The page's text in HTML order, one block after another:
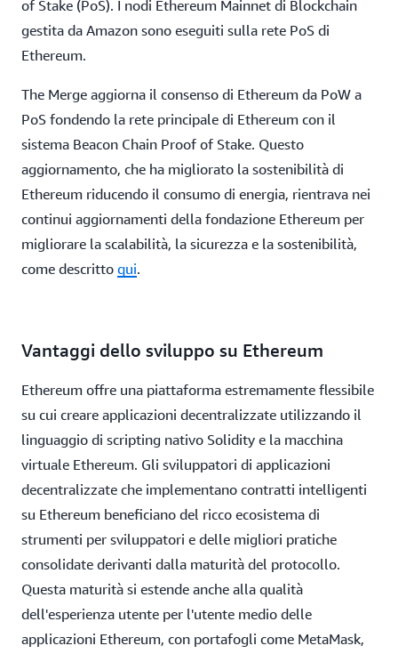
of Stake (PoS). I nodi Ethereum Mainnet di Blockchain
gestita da Amazon sono eseguiti sulla rete PoS di
Ethereum.
The Merge aggiorna il consenso di Ethereum da PoW a
PoS fondendo la rete principale di Ethereum con il
sistema Beacon Chain Proof of Stake. Questo
aggiornamento, che ha migliorato la sostenibilità di
Ethereum riducendo il consumo di energia, rientrava nei
continui aggiornamenti della fondazione Ethereum per
migliorare la scalabilità, la sicurezza e la sostenibilità,
come descritto qui.
Vantaggi dello sviluppo su Ethereum
Ethereum offre una piattaforma estremamente flessibile
su cui creare applicazioni decentralizzate utilizzando il
linguaggio di scripting nativo Solidity e la macchina
virtuale Ethereum. Gli sviluppatori di applicazioni
decentralizzate che implementano contratti intelligenti
su Ethereum beneficiano del ricco ecosistema di
strumenti per sviluppatori e delle migliori pratiche
consolidate derivanti dalla maturità del protocollo.
Questa maturità si estende anche alla qualità
dell'esperienza utente per l'utente medio delle
applicazioni Ethereum, con portafogli come MetaMask,